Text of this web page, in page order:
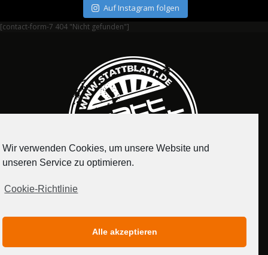
Auf Instagram folgen
[contact-form-7 404 "Nicht gefunden"]
MEDIADATEN
Wir verwenden Cookies, um unsere Website und
unseren Service zu optimieren.
Cookie-Richtlinie
Alle akzeptieren